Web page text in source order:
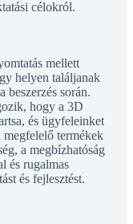
helyen találjanak
beszerzés során.
hogy a 3D
és ügyfeleinket
megfelelő termékek
a megbízhatóság
és rugalmas
és fejlesztést.